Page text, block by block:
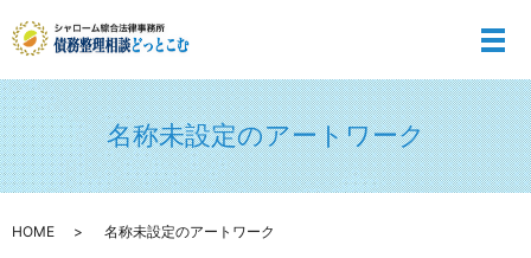
メ
名称未設定のアートワーク
HOME 名称未設定のアートワーク